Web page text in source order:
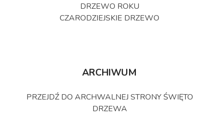
DRZEWO ROKU
CZARODZIEJSKIE DRZEWO
ARCHIWUM
PRZEJDŹ DO ARCHWALNEJ STRONY ŚWIĘTO
DRZEWA